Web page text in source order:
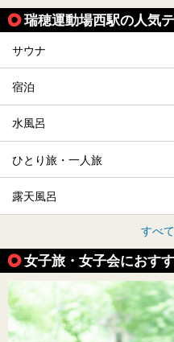
瑞穂運動場西駅の人気
サウナ
宿泊
水風呂
ひとり旅・一人旅
露天風呂
すべ
女子旅・女子会におす